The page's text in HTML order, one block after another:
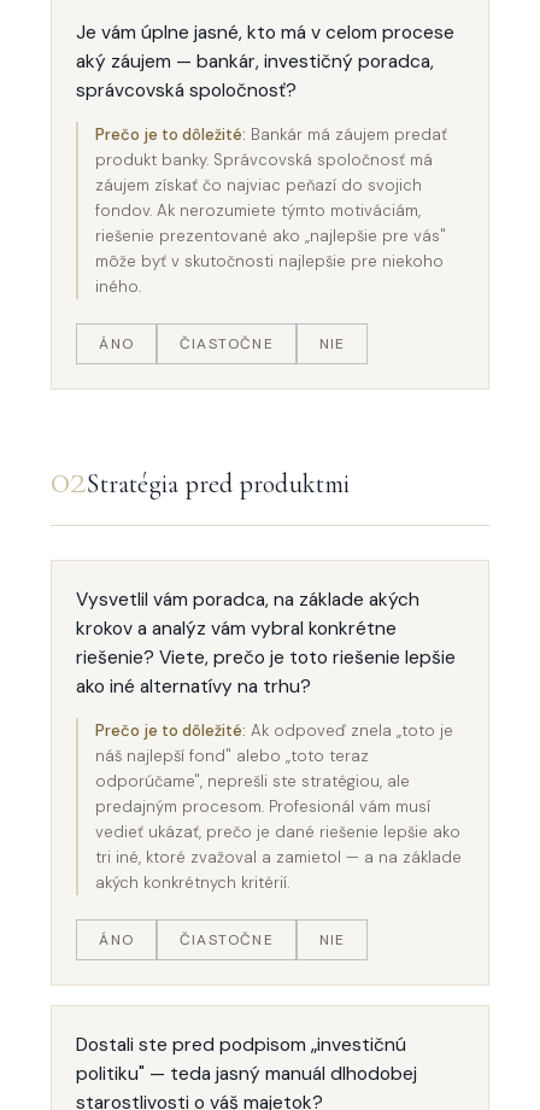
Je vám úplne jasné, kto má v celom procese
aký záujem — bankár, investičný poradca,
správcovská spoločnosť?
Prečo je to dôležité: Bankár má záujem predať
produkt banky. Správcovská spoločnosť má
záujem získať čo najviac peňazí do svojich
fondov. Ak nerozumiete týmto motiváciám,
riešenie prezentované ako „najlepšie pre vás"
môže byť v skutočnosti najlepšie pre niekoho
iného.
ÁNO ČIASTOČNE NIE
02Stratégia pred produktmi
Vysvetlil vám poradca, na základe akých
krokov a analýz vám vybral konkrétne
riešenie? Viete, prečo je toto riešenie lepšie
ako iné alternatívy na trhu?
Prečo je to dôležité: Ak odpoveď znela „toto je
náš najlepší fond" alebo „toto teraz
odporúčame", neprešli ste stratégiou, ale
predajným procesom. Profesionál vám musí
vedieť ukázať, prečo je dané riešenie lepšie ako
tri iné, ktoré zvažoval a zamietol — a na základe
akých konkrétnych kritérií.
ÁNO ČIASTOČNE NIE
Dostali ste pred podpisom „investičnú
politiku" — teda jasný manuál dlhodobej
starostlivosti o váš majetok?